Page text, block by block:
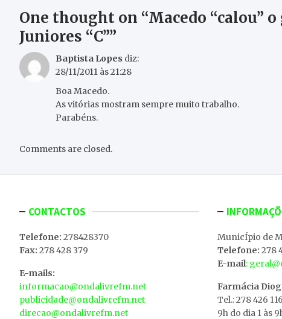
One thought on “Macedo “calou”
Juniores “C””
Baptista Lopes diz:
28/11/2011 às 21:28
Boa Macedo.
As vitórias mostram sempre muito trabalho.
Parabéns.
Comments are closed.
CONTACTOS
Telefone: 278428370
Fax: 278 428 379
E-mails:
informacao@ondalivrefm.net
publicidade@ondalivrefm.net
direcao@ondalivrefm.net
MunicÍpio de
Telefone: 278
E-mail:
Farmácia
Tel.: 278 426
9h do dia 1 às